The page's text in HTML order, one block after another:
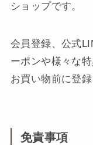
ショップです。
会員登録、公式
ーポンや様々な
お買い物前に登録
免責事項